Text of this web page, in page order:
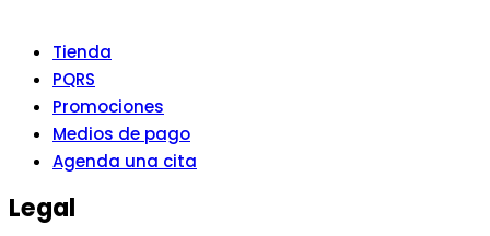
Tienda
PQRS
Promociones
Medios de pago
Agenda una cita
Legal